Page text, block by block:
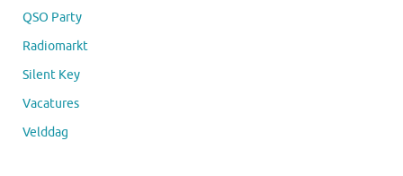
QSO Party
Radiomarkt
Silent Key
Vacatures
Velddag